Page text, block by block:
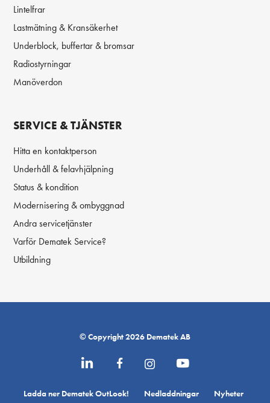
Lintelfrar
Lastmätning & Kransäkerhet
Underblock, buffertar & bromsar
Radiostyrningar
Manöverdon
SERVICE & TJÄNSTER
Hitta en kontaktperson
Underhåll & felavhjälpning
Status & kondition
Modernisering & ombyggnad
Andra servicetjänster
Varför Dematek Service?
Utbildning
© Copyright 2026 Dematek AB
Ladda ner Dematek OutLook! Nedladdningar Nyheter